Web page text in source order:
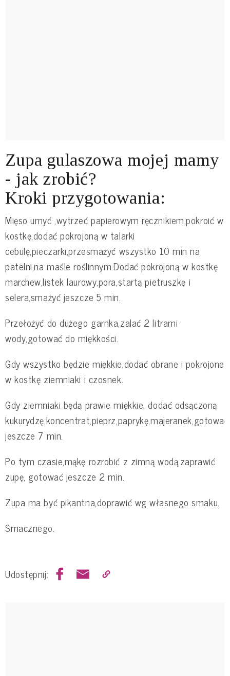
Zupa gulaszowa mojej mamy
- jak zrobić?
Kroki przygotowania:
Mięso umyć ,wytrzeć papierowym ręcznikiem,pokroić w
kostkę,dodać pokrojoną w talarki
cebulę,pieczarki,przesmażyć wszystko 10 min na
patelni,na maśle roślinnym.Dodać pokrojoną w kostkę
marchew,listek laurowy,pora,startą pietruszkę i
selera,smażyć jeszcze 5 min.
Przełożyć do dużego garnka,zalać 2 litrami
wody,gotować do miękkości.
Gdy wszystko będzie miękkie,dodać obrane i pokrojone
w kostkę ziemniaki i czosnek.
Gdy ziemniaki będą prawie miękkie, dodać odsączoną
kukurydzę,koncentrat,pieprz,paprykę,majeranek,gotować
jeszcze 7 min.
Po tym czasie,mąkę rozrobić z zimną wodą,zaprawić
zupę, gotować jeszcze 2 min.
Zupa ma być pikantna,doprawić wg własnego smaku.
Smacznego.
Udostępnij: